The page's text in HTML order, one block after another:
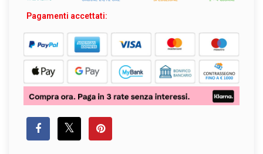
Pagamenti accettati: